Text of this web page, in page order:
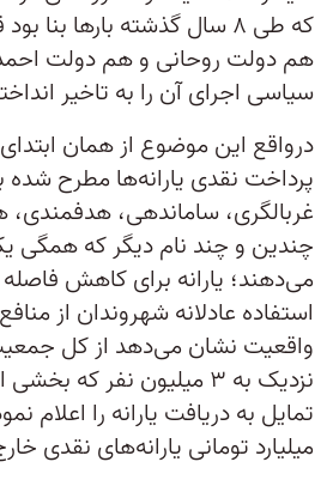
که طی ۸ سال گذشته بارها
هم دولت روحانی و هم دولت
سیاسی اجرای آن را به تاخیر
درواقع این موضوع از همان
پرداخت نقدی یارانه‌ها مطرح شده
غربالگری، ساماندهی،
چندین و چند نام دیگر که همگی
می‌دهند؛ یارانه برای کاهش
استفاده عادلانه شهروندان از
واقعیت نشان می‌دهد از کل جمعیت
نزدیک به ۳ میلیون نفر که
میلیارد تومانی یارانه‌های نقدی